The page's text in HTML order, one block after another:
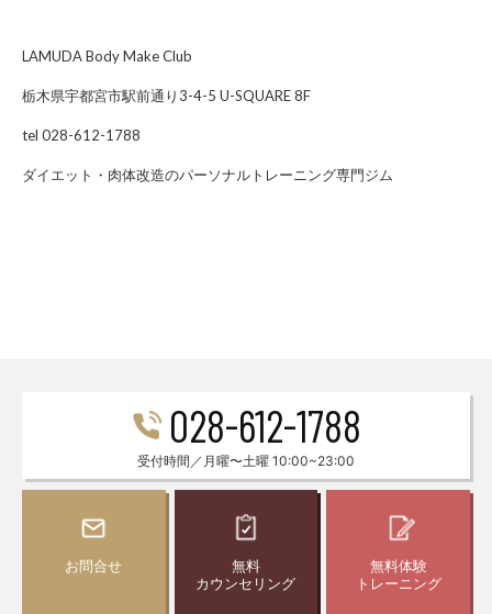
LAMUDA Body Make Club
栃木県宇都宮市駅前通り3-4-5 U-SQUARE 8F
tel 028-612-1788
ダイエット・肉体改造のパーソナルトレーニング専門ジム
028-612-1788
受付時間／月曜〜土曜 10:00~23:00
お問合せ
無料
カウンセリング
無料体験
トレーニング